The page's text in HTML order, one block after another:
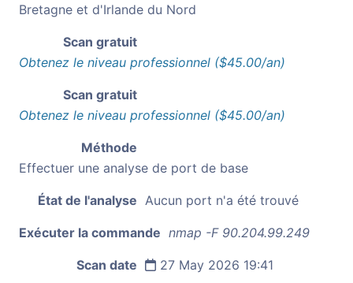
Bretagne et d'Irlande du Nord
Scan gratuit
Obtenez le niveau professionnel ($45.00/an)
Scan gratuit
Obtenez le niveau professionnel ($45.00/an)
Méthode
Effectuer une analyse de port de base
État de l'analyse Aucun port n'a été trouvé
Exécuter la commande nmap -F 90.204.99.249
Scan date 27 May 2026 19:41